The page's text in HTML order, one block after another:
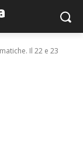
Il 22 e 23